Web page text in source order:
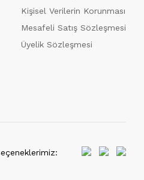
Kişisel Verilerin Korunması
Mesafeli Satış Sözleşmesi
Üyelik Sözleşmesi